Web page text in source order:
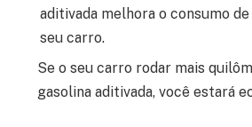
aditivada melhora o consumo
seu carro.
Se o seu carro rodar mais
gasolina aditivada, você estará